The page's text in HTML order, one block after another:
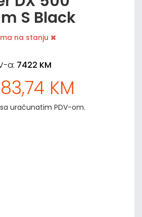
S Black
na stanju
a: 7422 KM
KM
uračunatim PDV-om.